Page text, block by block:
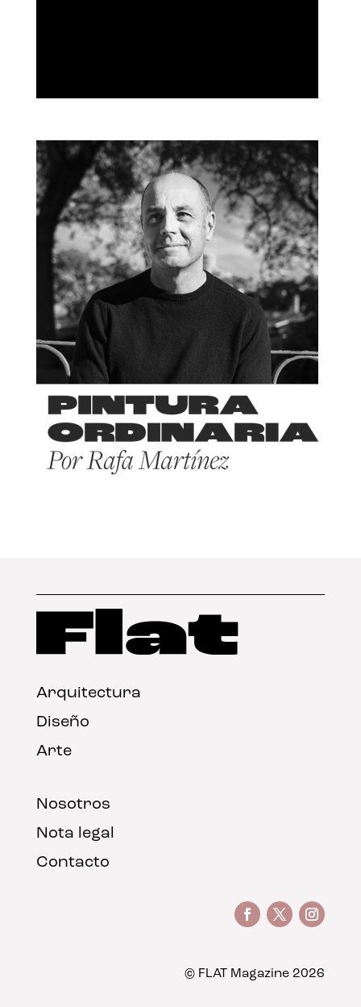
Arquitectura
Diseño
Arte
Nosotros
Nota legal
Contacto
© FLAT Magazine 2026